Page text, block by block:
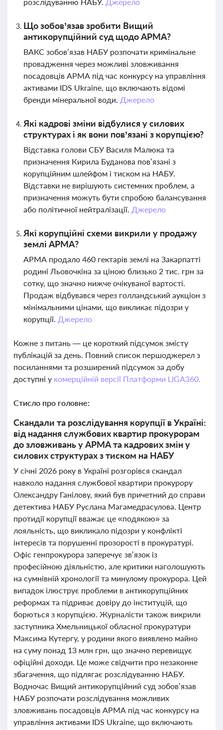
Що зобов’язав зробити Вищий
антикорупційний суд щодо АРМА?
ВАКС зобов’язав НАБУ розпочати кримінальне
провадження через можливі зловживання
посадовців АРМА під час конкурсу на управління
активами IDS Ukraine, що включають відомі
бренди мінеральної води. Джерело
Які кадрові зміни відбулися у силових
структурах і як вони пов’язані з корупцією?
Відставка голови СБУ Василя Малюка та
призначення Кирила Буданова пов’язані з
корупційним шлейфом і тиском на НАБУ.
Відставки не вирішують системних проблем, а
призначення можуть бути спробою балансування
або політичної нейтралізації. Джерело
Які корупційні схеми викрили у продажу
землі АРМА?
АРМА продало 460 гектарів землі на Закарпатті
родині Льовочкіна за ціною близько 2 тис. грн за
сотку, що значно нижче очікуваної вартості.
Продаж відбувався через голландський аукціон з
мінімальними цінами, що викликає підозри у
корупції. Джерело
Кожне з питань — це короткий підсумок змісту
публікацій за день. Повний список першоджерел з
посиланнями та розширений підсумок за добу
доступні у комерційній версії Платформи LIGA360.
Стисло про головне:
Скандали та розслідування корупції в Україні:
від надання службових квартир прокурорам
до зловживань у АРМА та кадрових змін у
силових структурах з тиском на НАБУ
У січні 2026 року в Україні розгорівся скандал
навколо надання службової квартири прокурору
Олександру Ганілову, який був причетний до справи
детектива НАБУ Руслана Магамедрасулова. Центр
протидії корупції вважає це «подякою» за
лояльність, що викликало підозри у конфлікті
інтересів та порушенні прозорості в прокуратурі.
Офіс генпрокурора заперечує зв’язок із
професійною діяльністю, але критики наголошують
на сумнівній хронології та минулому прокурора. Цей
випадок ілюструє проблеми в антикорупційних
реформах та підриває довіру до інституцій, що
борються з корупцією. Журналісти також викрили
заступника Хмельницької обласної прокуратури
Максима Кутергу, у родини якого виявлено майно
на суму понад 13 млн грн, що значно перевищує
офіційні доходи. Це може свідчити про незаконне
збагачення, що підлягає розслідуванню НАБУ.
Водночас Вищий антикорупційний суд зобов’язав
НАБУ розпочати розслідування можливих
зловживань посадовців АРМА під час конкурсу на
управління активами IDS Ukraine, що включають